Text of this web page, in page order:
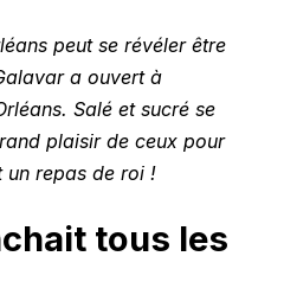
HEURE
ORLÉANS!
peut se révéler être
a ouvert à
Salé et sucré se
plaisir de ceux pour
un repas de roi !
tous les